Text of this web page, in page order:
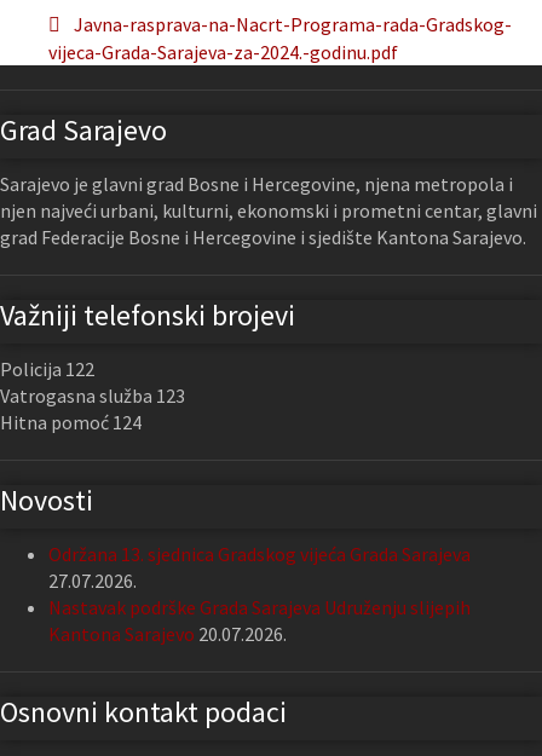
Javna-rasprava-na-Nacrt-Programa-rada-Gradskog-
vijeca-Grada-Sarajeva-za-2024.-godinu.pdf
Grad Sarajevo
Sarajevo je glavni grad Bosne i Hercegovine, njena metropola i
njen najveći urbani, kulturni, ekonomski i prometni centar, glavni
grad Federacije Bosne i Hercegovine i sjedište Kantona Sarajevo.
Važniji telefonski brojevi
Policija 122
Vatrogasna služba 123
Hitna pomoć 124
Novosti
Održana 13. sjednica Gradskog vijeća Grada Sarajeva
27.07.2026.
Nastavak podrške Grada Sarajeva Udruženju slijepih
Kantona Sarajevo 20.07.2026.
Osnovni kontakt podaci